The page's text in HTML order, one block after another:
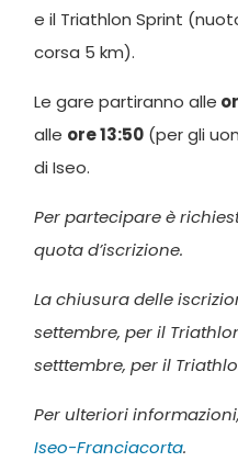
e il Triathlon Sprint
corsa 5 km).
Le gare partiranno alle
alle ore 13:50 (per gli
di Iseo.
Per partecipare è
quota d’iscrizione.
La chiusura delle
settembre, per il
setttembre, per il
Per ulteriori
Iseo-Franciacorta.